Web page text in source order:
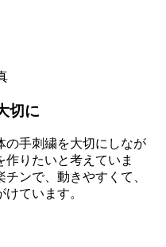
切に
の手刺繍を大切にしなが
作りたいと考えていま
ンで、動きやすくて、
ています。